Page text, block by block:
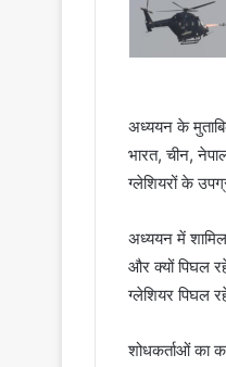
अध्ययन के
भारत, चीन,
ग्लेशियरों के
अध्ययन में शामिल
और क्यों पिघल
ग्लेशियर पिघल
शोधकर्ताओं का